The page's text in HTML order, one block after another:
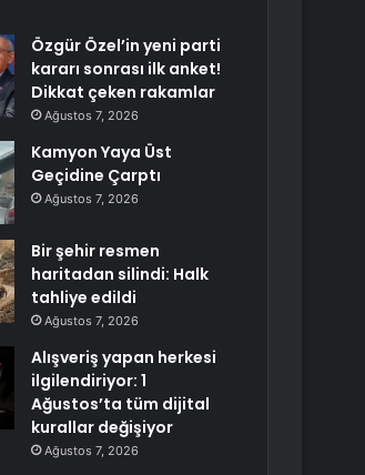
Özgür Özel’in yeni parti
kararı sonrası ilk anket!
Dikkat çeken rakamlar
Ağustos 7, 2026
Kamyon Yaya Üst
Geçidine Çarptı
Ağustos 7, 2026
Bir şehir resmen
haritadan silindi: Halk
tahliye edildi
Ağustos 7, 2026
Alışveriş yapan herkesi
ilgilendiriyor: 1
Ağustos’ta tüm dijital
kurallar değişiyor
Ağustos 7, 2026